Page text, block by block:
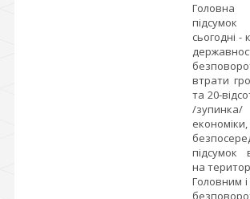
сьогодні -
втрати
та 20-
/зупинка/
економіки,
підсумок
на
Головним